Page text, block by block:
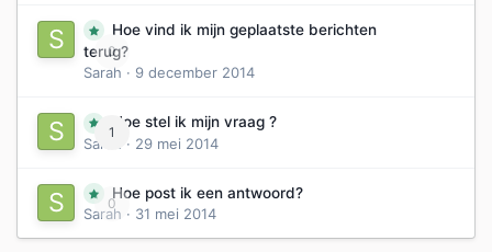
0
Hoe vind ik mijn geplaatste berichten
terug?
Sarah · 9 december 2014
1
Hoe stel ik mijn vraag ?
Sarah
· 29 mei 2014
0
Hoe post ik een antwoord?
Sarah · 31 mei 2014